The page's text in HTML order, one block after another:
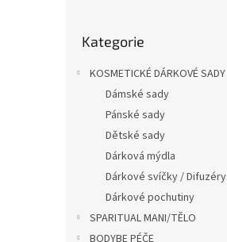
kategorie
Kategorie
KOSMETICKÉ DÁRKOVÉ SADY
Dámské sady
Pánské sady
Dětské sady
Dárková mýdla
Dárkové svíčky / Difuzéry
Dárkové pochutiny
SPARITUAL MANI/TĚLO
BODYBE PÉČE